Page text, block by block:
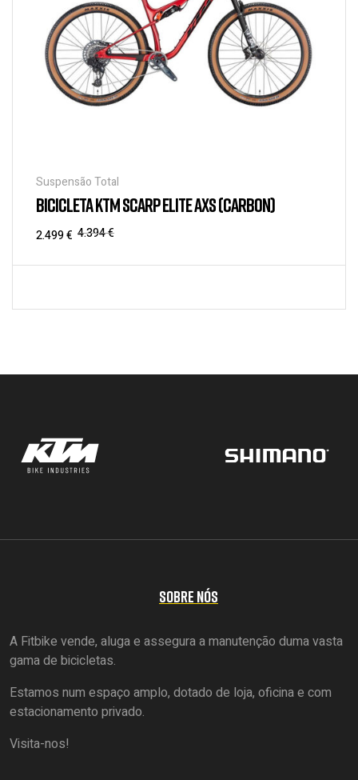
Suspensão Total
BICICLETA KTM SCARP ELITE AXS (CARBON)
4.394€
2.499€
SOBRE NÓS
A Fitbike vende, aluga e assegura a manutenção duma vasta
gama de bicicletas.
Estamos num espaço amplo, dotado de loja, oficina e com
estacionamento privado.
Visita-nos!